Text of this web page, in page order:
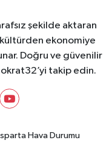
şekilde aktaran
ekonomiye
Doğru ve güvenilir
takip edin.
Isparta Hava Durumu